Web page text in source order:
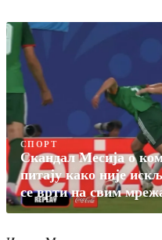
СПОРТ
Скандал Месија о
питају како није
се врти на свим